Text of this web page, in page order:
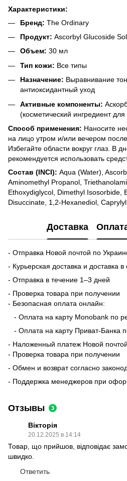
Характеристики:
Бренд: The Ordinary
Продукт: Ascorbyl Glucoside
Объем: 30 мл
Тип кожи: Все типы
Назначение: Выравнивание
антиоксидантный уход
Активные компоненты:
(косметический ингредиент
Способ применения: Наносите
на лицо утром и/или вечером
Избегайте области вокруг глаз. В
рекомендуется использовать
Состав (INCI): Aqua (Water),
Aminomethyl Propanol,
Ethoxydiglycol, Dimethyl Isosorbide,
Disuccinate, 1,2-Hexanediol, Caprylyl
Доставка
- Отправка Новой почтой по
- Курьерская доставка и доставка
- Отправка в течение 1–3 дней
- Проверка товара при получении
- Безопасная оплата онлайн:
- Оплата на карту Monobank по
- Оплата на карту Приват-Банка
- Наложенный платеж Новой
- Проверка товара при получении
- Обмен и возврат согласно
- Поддержка менеджеров при
Отзывы 3
Вікторія
20.12.2025 в 14:14
Товар, що прийшов, відповідає
швидко.
Ответить